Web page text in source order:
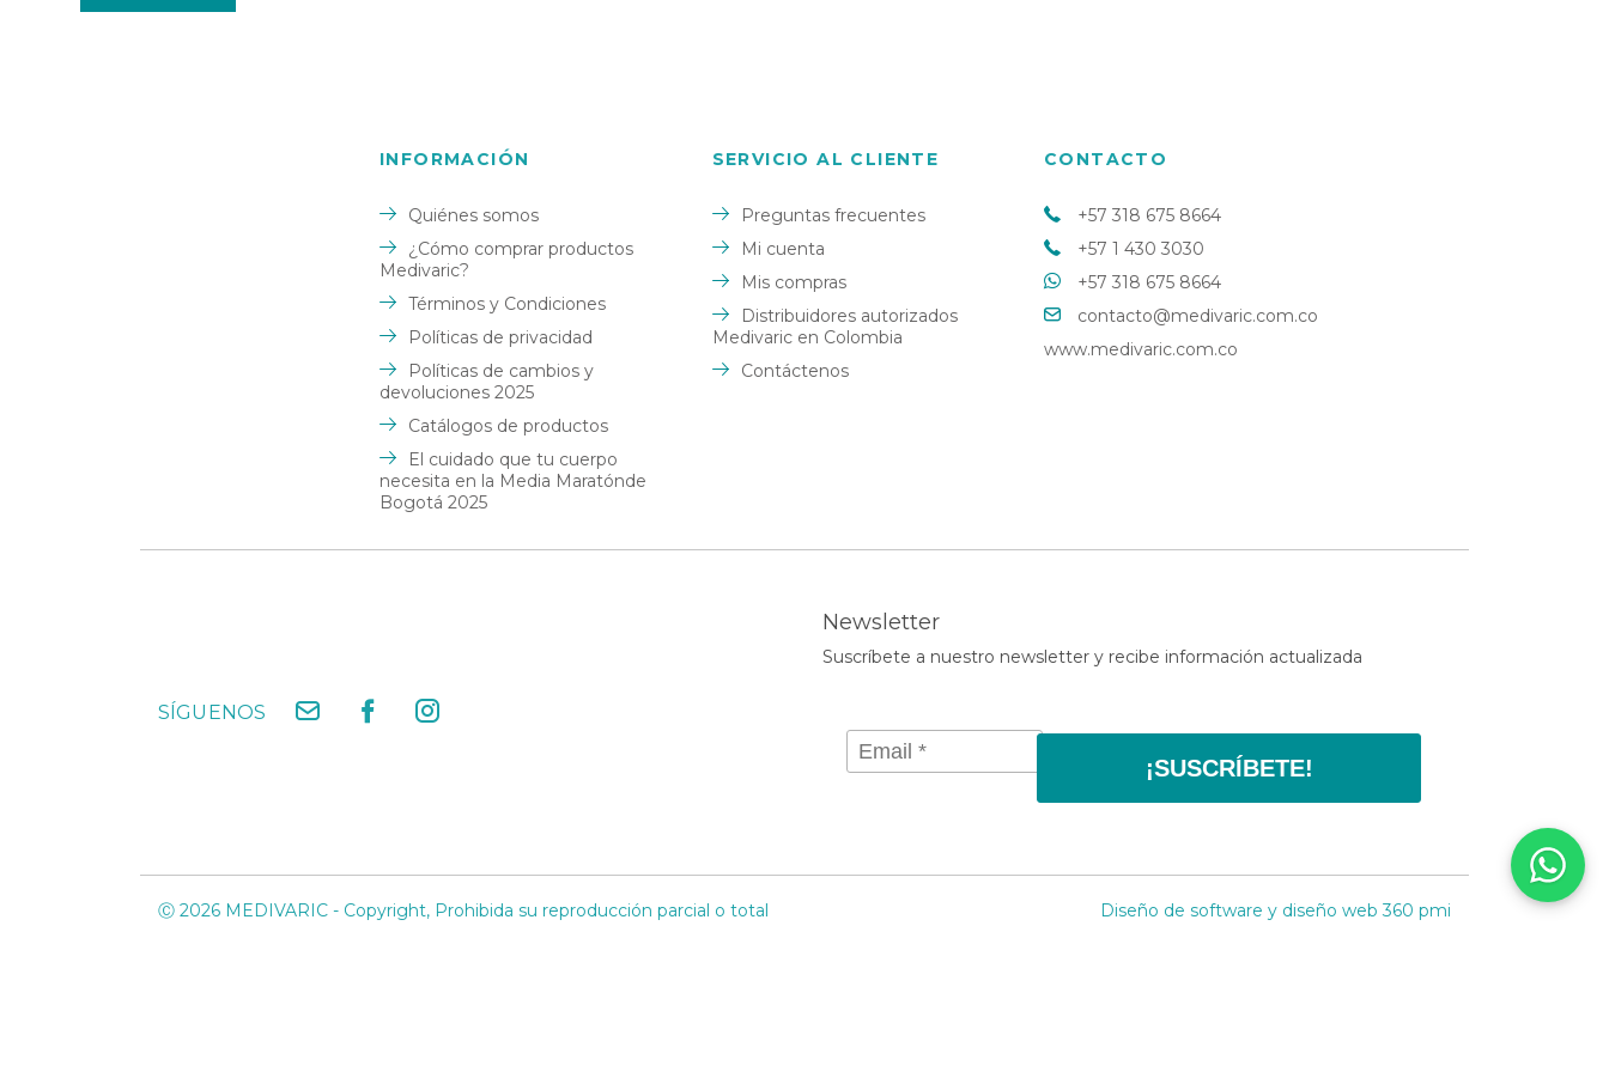
INFORMACIÓN
Quiénes somos
¿Cómo comprar productos
Medivaric?
Términos y Condiciones
Políticas de privacidad
Políticas de cambios y
devoluciones 2025
Catálogos de productos
El cuidado que tu cuerpo
necesita en la Media Maratónde
Bogotá 2025
SERVICIO AL CLIENTE
Preguntas frecuentes
Mi cuenta
Mis compras
Distribuidores autorizados
Medivaric en Colombia
Contáctenos
CONTACTO
+57 318 675 8664
+57 1 430 3030
+57 318 675 8664
contacto@medivaric.com.co
www.medivaric.com.co
SÍGUENOS
Newsletter
Suscríbete a nuestro newsletter y recibe información actualizada
¡SUSCRÍBETE!
Ⓒ 2026 MEDIVARIC - Copyright, Prohibida su reproducción parcial o total Diseño de software y diseño web360 pmi